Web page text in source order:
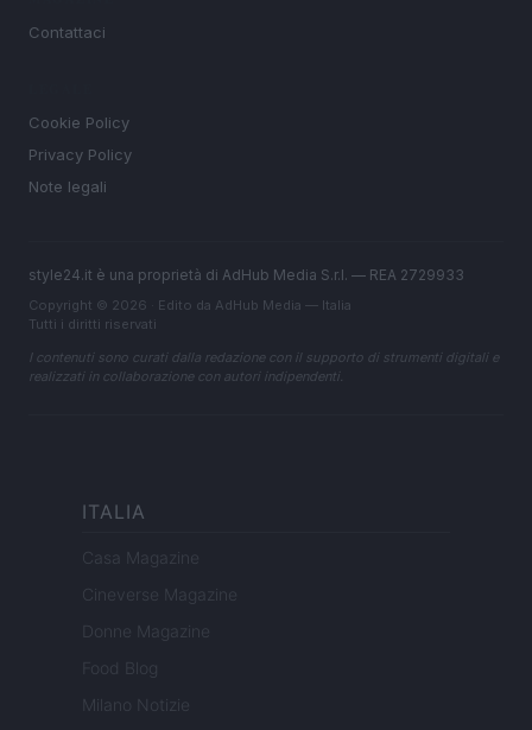
Contattaci
Cookie Policy
Privacy Policy
Note legali
style24.it è una proprietà di AdHub Media S.r.l. — REA 2729933
Copyright © 2026 · Edito da AdHub Media — Italia
Tutti i diritti riservati
I contenuti sono curati dalla redazione con il supporto di strumenti digitali e
realizzati in collaborazione con autori indipendenti.
ITALIA
Casa Magazine
Cineverse Magazine
Donne Magazine
Food Blog
Milano Notizie